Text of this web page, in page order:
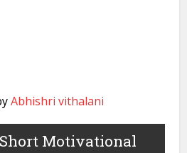
Abhishri vithalani
Short Motivational